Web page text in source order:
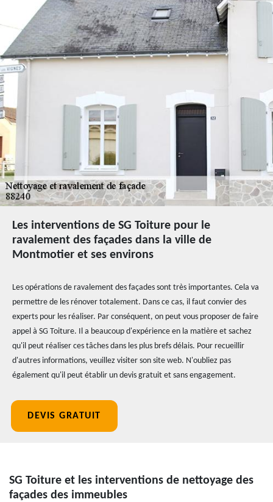
Les interventions de SG Toiture pour le
ravalement des façades dans la ville de
Montmotier et ses environs
Les opérations de ravalement des façades sont très importantes. Cela va
permettre de les rénover totalement. Dans ce cas, il faut convier des
experts pour les réaliser. Par conséquent, on peut vous proposer de faire
appel à SG Toiture. Il a beaucoup d'expérience en la matière et sachez
qu'il peut réaliser ces tâches dans les plus brefs délais. Pour recueillir
d'autres informations, veuillez visiter son site web. N'oubliez pas
également qu'il peut établir un devis gratuit et sans engagement.
DEVIS GRATUIT
SG Toiture et les interventions de nettoyage des
façades des immeubles